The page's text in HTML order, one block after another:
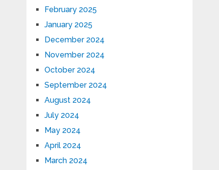
February 2025
January 2025
December 2024
November 2024
October 2024
September 2024
August 2024
July 2024
May 2024
April 2024
March 2024